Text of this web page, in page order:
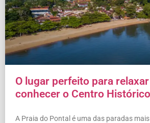
O lugar perfeito para
conhecer o Centro
A Praia do Pontal é uma das paradas